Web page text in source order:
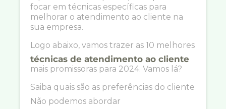
focar em técnicas específicas para
melhorar o atendimento ao cliente na
sua empresa.
Logo abaixo, vamos trazer as 10 melhores
técnicas de atendimento ao cliente
mais promissoras para 2024. Vamos lá?
Saiba quais são as preferências do cliente
Não podemos abordar